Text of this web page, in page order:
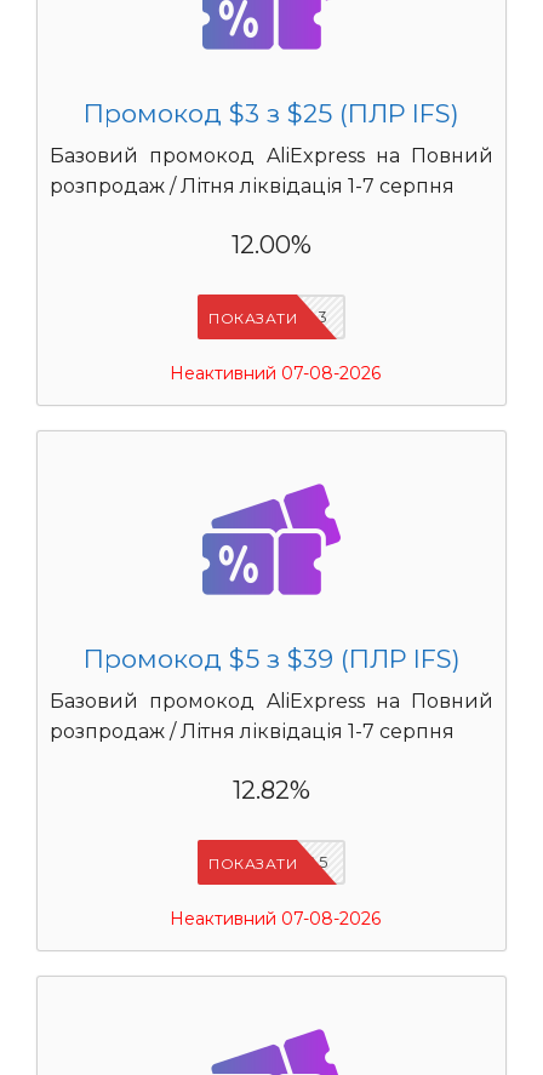
Промокод $3 з $25 (ПЛР IFS)
Базовий промокод AliExpress на Повний
розпродаж / Літня ліквідація 1-7 серпня
12.00%
IFSCDUA3
ПОКАЗАТИ
Неактивний 07-08-2026
Промокод $5 з $39 (ПЛР IFS)
Базовий промокод AliExpress на Повний
розпродаж / Літня ліквідація 1-7 серпня
12.82%
IFSCDUA5
ПОКАЗАТИ
Неактивний 07-08-2026